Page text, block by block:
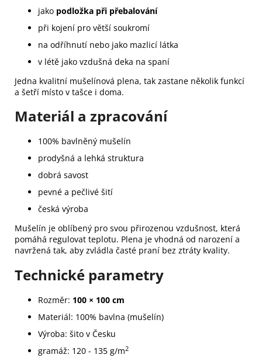
jako podložka při přebalování
při kojení pro větší soukromí
na odříhnutí nebo jako mazlicí látka
v létě jako vzdušná deka na spaní
Jedna kvalitní mušelínová plena, tak zastane několik funkcí
a šetří místo v tašce i doma.
Materiál a zpracování
100% bavlněný mušelín
prodyšná a lehká struktura
dobrá savost
pevné a pečlivé šití
česká výroba
Mušelín je oblíbený pro svou přirozenou vzdušnost, která
pomáhá regulovat teplotu. Plena je vhodná od narození a
navržená tak, aby zvládla časté praní bez ztráty kvality.
Technické parametry
Rozměr: 100 × 100 cm
Materiál: 100% bavlna (mušelín)
Výroba: šito v Česku
gramáž: 120 - 135 g/m2